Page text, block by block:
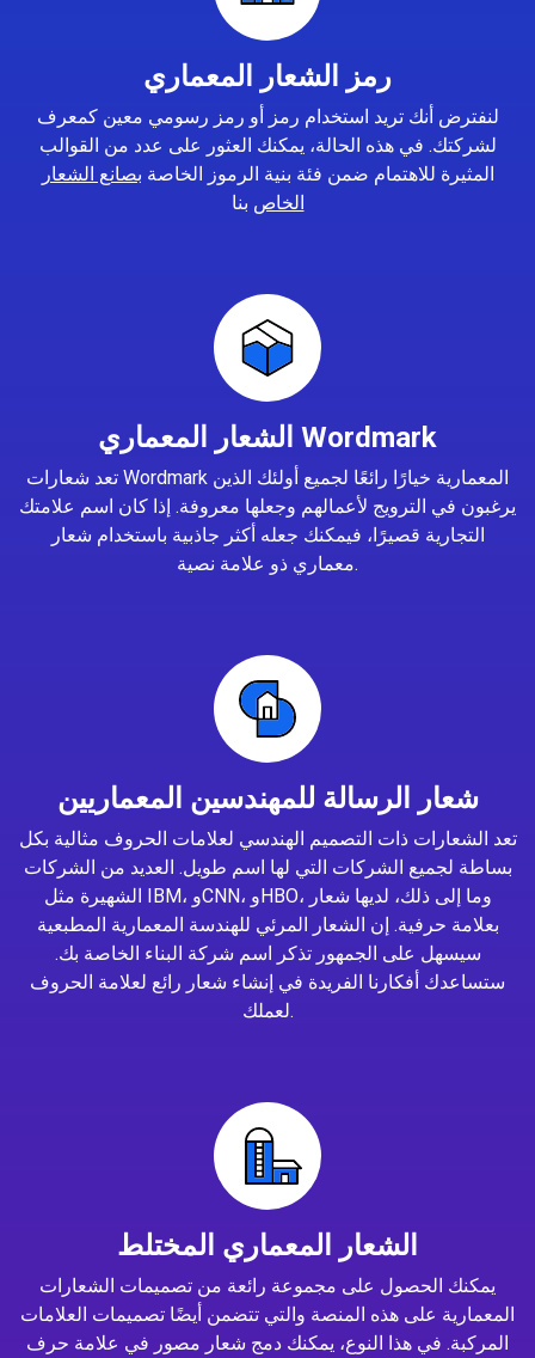
رمز الشعار المعماري
لنفترض أنك تريد استخدام رمز أو رمز رسومي معين كمعرف
لشركتك. في هذه الحالة، يمكنك العثور على عدد من القوالب
المثيرة للاهتمام ضمن فئة بنية الرموز الخاصة بصانع الشعار
الخاص بنا
الشعار المعماري Wordmark
تعد شعارات Wordmark المعمارية خيارًا رائعًا لجميع أولئك الذين
يرغبون في الترويج لأعمالهم وجعلها معروفة. إذا كان اسم علامتك
التجارية قصيرًا، فيمكنك جعله أكثر جاذبية باستخدام شعار
معماري ذو علامة نصية.
شعار الرسالة للمهندسين المعماريين
تعد الشعارات ذات التصميم الهندسي لعلامات الحروف مثالية بكل
بساطة لجميع الشركات التي لها اسم طويل. العديد من الشركات
الشهيرة مثل IBM، وCNN، وHBO، وما إلى ذلك، لديها شعار
بعلامة حرفية. إن الشعار المرئي للهندسة المعمارية المطبعية
سيسهل على الجمهور تذكر اسم شركة البناء الخاصة بك.
ستساعدك أفكارنا الفريدة في إنشاء شعار رائع لعلامة الحروف
لعملك.
الشعار المعماري المختلط
يمكنك الحصول على مجموعة رائعة من تصميمات الشعارات
المعمارية على هذه المنصة والتي تتضمن أيضًا تصميمات العلامات
المركبة. في هذا النوع، يمكنك دمج شعار مصور في علامة حرف